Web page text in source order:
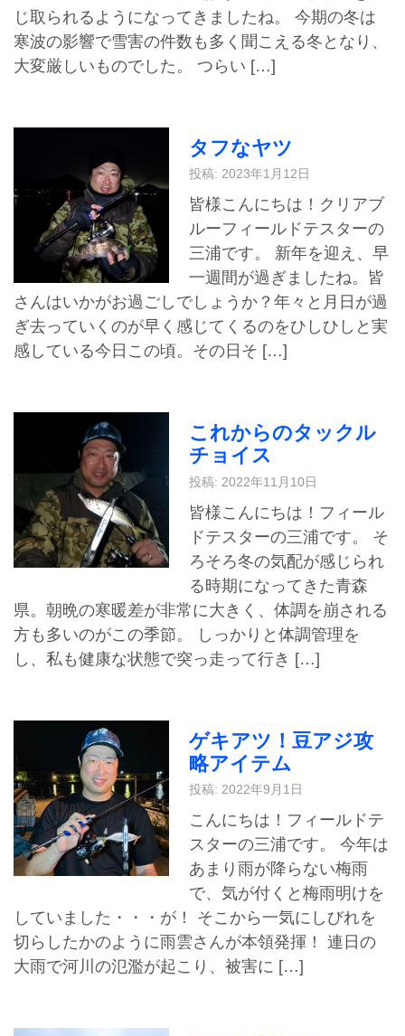
じ取られるようになってきましたね。 今期の冬は
寒波の影響で雪害の件数も多く聞こえる冬となり、
大変厳しいものでした。 つらい […]
タフなヤツ
投稿: 2023年1月12日
皆様こんにちは！クリアブ
ルーフィールドテスターの
三浦です。 新年を迎え、早
一週間が過ぎましたね。皆
さんはいかがお過ごしでしょうか？年々と月日が過
ぎ去っていくのが早く感じてくるのをひしひしと実
感している今日この頃。その日そ […]
これからのタックル
チョイス
投稿: 2022年11月10日
皆様こんにちは！フィール
ドテスターの三浦です。 そ
ろそろ冬の気配が感じられ
る時期になってきた青森
県。朝晩の寒暖差が非常に大きく、体調を崩される
方も多いのがこの季節。 しっかりと体調管理を
し、私も健康な状態で突っ走って行き […]
ゲキアツ！豆アジ攻
略アイテム
投稿: 2022年9月1日
こんにちは！フィールドテ
スターの三浦です。 今年は
あまり雨が降らない梅雨
で、気が付くと梅雨明けを
していました・・・が！ そこから一気にしびれを
切らしたかのように雨雲さんが本領発揮！ 連日の
大雨で河川の氾濫が起こり、被害に […]